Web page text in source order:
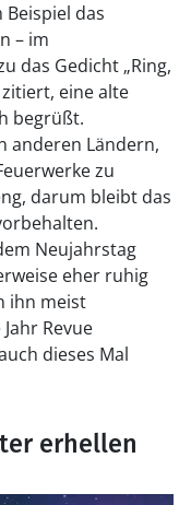
Beispiel das
– im
das Gedicht „Ring,
zitiert, eine alte
begrüßt.
anderen Ländern,
zu
darum bleibt das
Neujahrstag
eher ruhig
ihn meist
Revue
dieses Mal
erhellen